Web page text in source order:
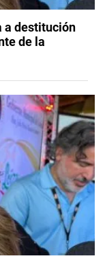
a destitución
de la